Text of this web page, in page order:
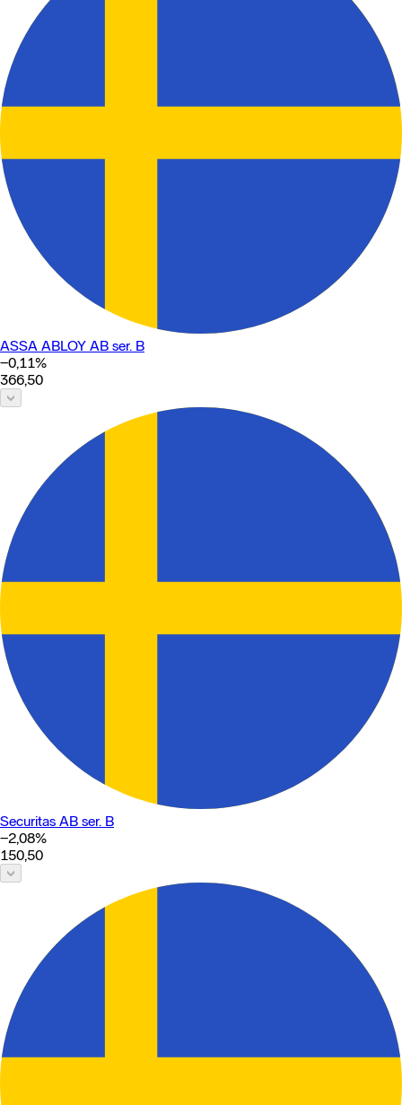
ASSA ABLOY AB ser. B
−0,11%
366,50
Securitas AB ser. B
−2,08%
150,50